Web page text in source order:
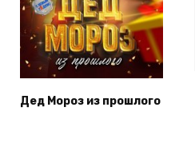
Дед Мороз из прошлого